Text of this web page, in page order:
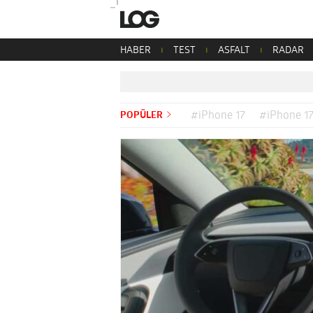
HABER TEST ASFALT RADAR
POPÜLER #iPhone 17 #iPhone